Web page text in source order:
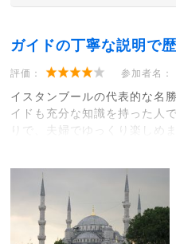
ガイドの丁寧な説明で
評価： 参加者名：
イスタンブールの代表的な名
イドも充分な知識を持った人
りで、夫婦でゆっくり楽しめま